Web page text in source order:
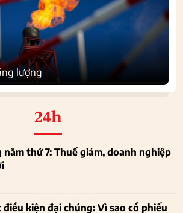
lượng
24h
năm thứ 7: Thuế giảm, doanh nghiệp
điều kiện đại chúng: Vì sao cổ phiếu